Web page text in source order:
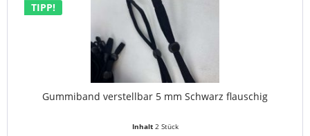
TIPP!
Gummiband verstellbar 5 mm Schwarz flauschig
Inhalt 2 Stück